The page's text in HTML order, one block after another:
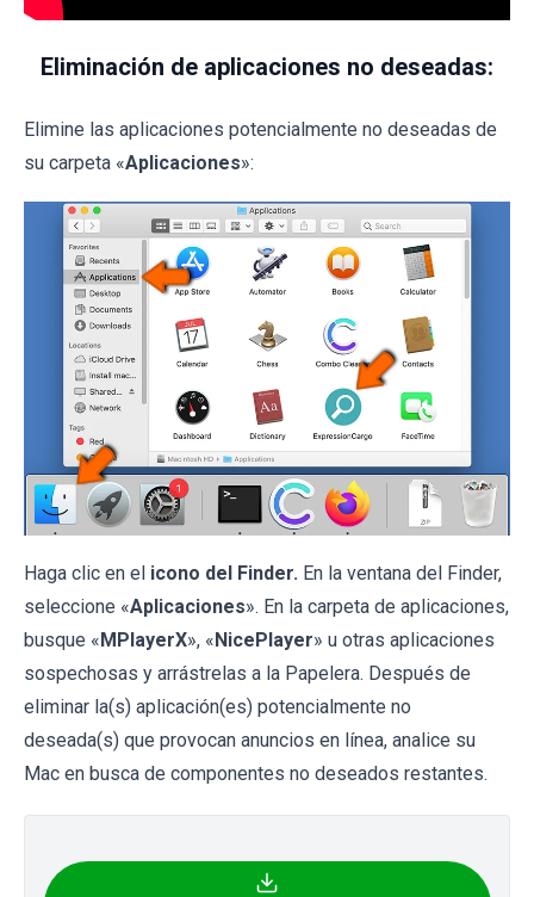
Eliminación de aplicaciones no deseadas:
Elimine las aplicaciones potencialmente no deseadas de
su carpeta «Aplicaciones»:
Haga clic en el icono del Finder. En la ventana del Finder,
seleccione «Aplicaciones». En la carpeta de aplicaciones,
busque «MPlayerX», «NicePlayer» u otras aplicaciones
sospechosas y arrástrelas a la Papelera. Después de
eliminar la(s) aplicación(es) potencialmente no
deseada(s) que provocan anuncios en línea, analice su
Mac en busca de componentes no deseados restantes.